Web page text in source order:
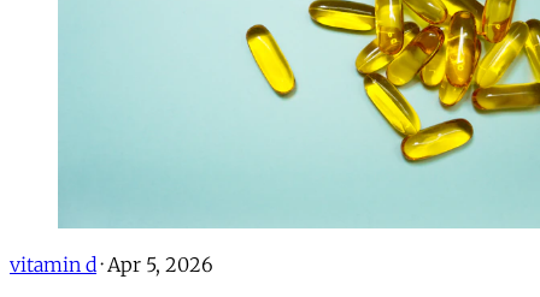
vitamin d · Apr 5, 2026